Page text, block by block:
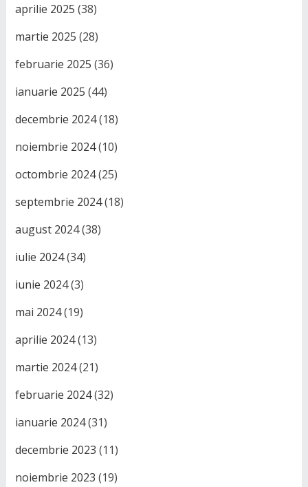
aprilie 2025 (38)
martie 2025 (28)
februarie 2025 (36)
ianuarie 2025 (44)
decembrie 2024(18)
noiembrie 2024(10)
octombrie 2024(25)
septembrie 2024(18)
august 2024(38)
iulie 2024(34)
iunie 2024(3)
mai 2024(19)
aprilie 2024(13)
martie 2024(21)
februarie 2024(32)
ianuarie 2024(31)
decembrie 2023 (11)
noiembrie 2023 (19)